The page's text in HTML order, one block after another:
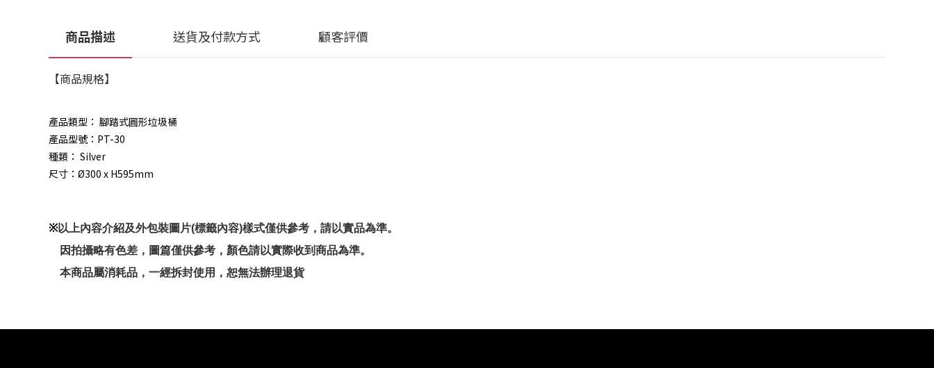
商品描述 送貨及付款方式 顧客評價
【商品規格】
產品類型： 腳踏式圓形垃圾桶
產品型號：PT-30
種類： Silver
尺寸：Ø300 x H595mm
※以上內容介紹及外包裝圖片(標籤內容)樣式僅供參考，請以實品為準。
因拍攝略有色差，圖篇僅供參考，顏色請以實際收到商品為準。
本商品屬消耗品，一經拆封使用，恕無法辦理退貨